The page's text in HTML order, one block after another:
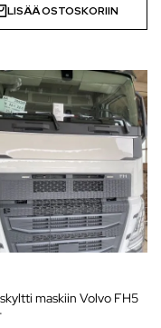
LISÄÄ OSTOSKORIIN
maskiin Volvo FH5